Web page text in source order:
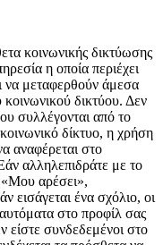
κοινωνικής δικτύωσης
η οποία περιέχει
να μεταφερθούν άμεσα
δικτύου. Δεν
συλλέγονται από το
δίκτυο, η χρήση
αναφέρεται στο
αλληλεπιδράτε με το
«Μου αρέσει»,
ένα σχόλιο, οι
στο προφίλ σας
είστε συνδεδεμένοι στο